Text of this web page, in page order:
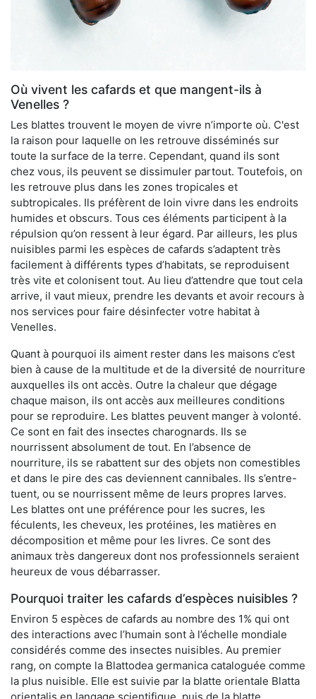
Où vivent les cafards et que mangent-ils à
Venelles ?
Les blattes trouvent le moyen de vivre n’importe où. C'est
la raison pour laquelle on les retrouve disséminés sur
toute la surface de la terre. Cependant, quand ils sont
chez vous, ils peuvent se dissimuler partout. Toutefois, on
les retrouve plus dans les zones tropicales et
subtropicales. Ils préfèrent de loin vivre dans les endroits
humides et obscurs. Tous ces éléments participent à la
répulsion qu’on ressent à leur égard. Par ailleurs, les plus
nuisibles parmi les espèces de cafards s’adaptent très
facilement à différents types d’habitats, se reproduisent
très vite et colonisent tout. Au lieu d’attendre que tout cela
arrive, il vaut mieux, prendre les devants et avoir recours à
nos services pour faire désinfecter votre habitat à
Venelles.
Quant à pourquoi ils aiment rester dans les maisons c’est
bien à cause de la multitude et de la diversité de nourriture
auxquelles ils ont accès. Outre la chaleur que dégage
chaque maison, ils ont accès aux meilleures conditions
pour se reproduire. Les blattes peuvent manger à volonté.
Ce sont en fait des insectes charognards. Ils se
nourrissent absolument de tout. En l’absence de
nourriture, ils se rabattent sur des objets non comestibles
et dans le pire des cas deviennent cannibales. Ils s’entre-
tuent, ou se nourrissent même de leurs propres larves.
Les blattes ont une préférence pour les sucres, les
féculents, les cheveux, les protéines, les matières en
décomposition et même pour les livres. Ce sont des
animaux très dangereux dont nos professionnels seraient
heureux de vous débarrasser.
Pourquoi traiter les cafards d’espèces nuisibles ?
Environ 5 espèces de cafards au nombre des 1% qui ont
des interactions avec l’humain sont à l’échelle mondiale
considérés comme des insectes nuisibles. Au premier
rang, on compte la Blattodea germanica cataloguée comme
la plus nuisible. Elle est suivie par la blatte orientale Blatta